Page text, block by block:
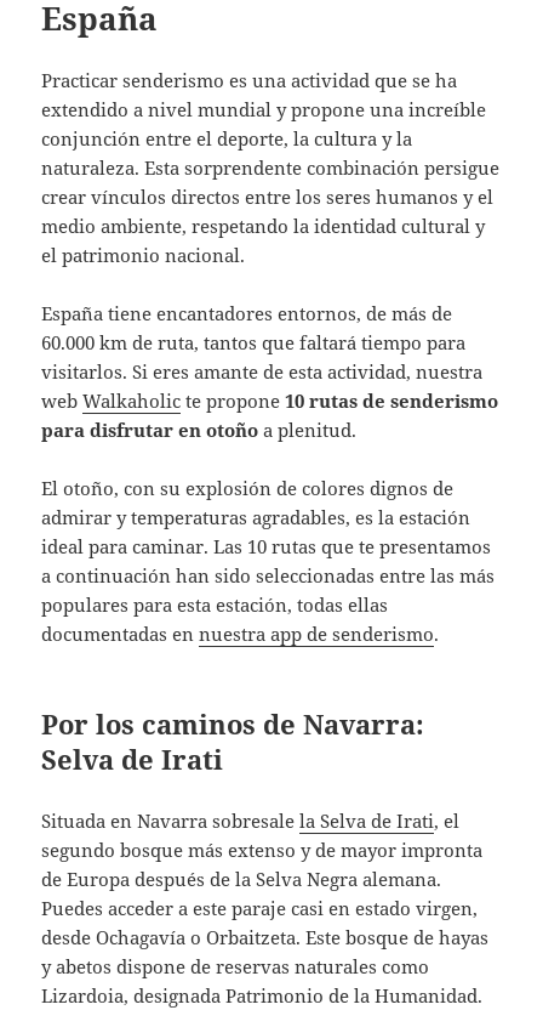
España
Practicar senderismo es una actividad que se ha
extendido a nivel mundial y propone una increíble
conjunción entre el deporte, la cultura y la
naturaleza. Esta sorprendente combinación persigue
crear vínculos directos entre los seres humanos y el
medio ambiente, respetando la identidad cultural y
el patrimonio nacional.
España tiene encantadores entornos, de más de
60.000 km de ruta, tantos que faltará tiempo para
visitarlos. Si eres amante de esta actividad, nuestra
webWalkaholic te propone10 rutas de senderismo
para disfrutar en otoño a plenitud.
El otoño, con su explosión de colores dignos de
admirar y temperaturas agradables, es la estación
ideal para caminar. Las 10 rutas que te presentamos
a continuación han sido seleccionadas entre las más
populares para esta estación, todas ellas
documentadas ennuestra app de senderismo.
Por los caminos de Navarra:
Selva de Irati
Situada en Navarra sobresalela Selva de Irati, el
segundo bosque más extenso y de mayor impronta
de Europa después de la Selva Negra alemana.
Puedes acceder a este paraje casi en estado virgen,
desde Ochagavía o Orbaitzeta. Este bosque de hayas
y abetos dispone de reservas naturales como
Lizardoia, designada Patrimonio de la Humanidad.